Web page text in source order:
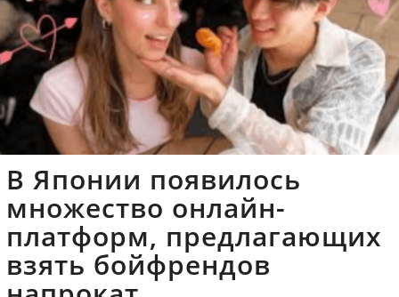
В Японии появилось
множество онлайн-
платформ, предлагающих
взять бойфрендов